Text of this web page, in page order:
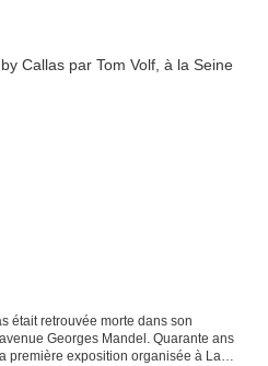
était retrouvée morte dans son
Georges Mandel. Quarante ans
première exposition organisée à La